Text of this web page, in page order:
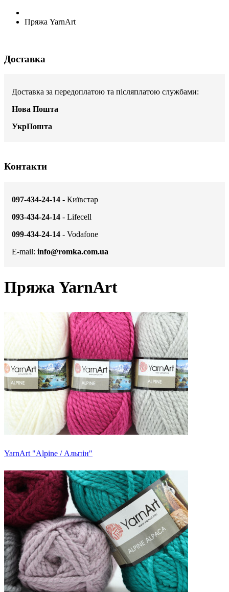
Пряжа YarnArt
Доставка
Доставка за передоплатою та післяплатою службами:
Нова Пошта
УкрПошта
Контакти
097-434-24-14 - Київстар
093-434-24-14 - Lifecell
099-434-24-14 - Vodafone
E-mail: info@romka.com.ua
Пряжа YarnArt
YarnArt "Alpine / Альпін"